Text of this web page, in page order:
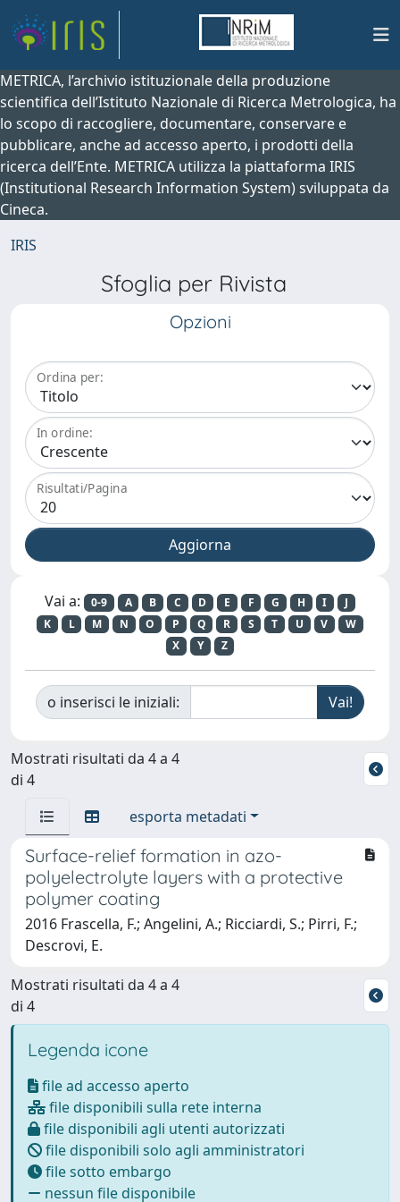
METRICA, l’archivio istituzionale della produzione
scientifica dell’Istituto Nazionale di Ricerca Metrologica, ha
lo scopo di raccogliere, documentare, conservare e
pubblicare, anche ad accesso aperto, i prodotti della
ricerca dell’Ente. METRICA utilizza la piattaforma IRIS
(Institutional Research Information System) sviluppata da
Cineca.
IRIS
Sfoglia per Rivista
Opzioni
Ordina per:
In ordine:
Risultati/Pagina
Vai a: 0-9 A B C D E F G H I
J
K
L M N O P Q R S T U V
W
X
Y Z
o inserisci le iniziali:
Mostrati risultati da 4 a 4
di 4
esporta metadati
Surface-relief formation in azo-
polyelectrolyte layers with a protective
polymer coating
2016 Frascella, F.; Angelini, A.; Ricciardi, S.; Pirri, F.;
Descrovi, E.
Mostrati risultati da 4 a 4
di 4
Legenda icone
file ad accesso aperto
file disponibili sulla rete interna
file disponibili agli utenti autorizzati
file disponibili solo agli amministratori
file sotto embargo
nessun file disponibile